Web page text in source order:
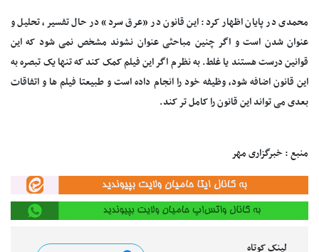
محمدی در پایان اظهار کرد: این قانون در «عرق سرد» در حال تفسیر، تحلیل و
عنوان شدن است و اگر چنین مباحثی عنوان نشوند مشخص نمی شود که این
قوانین درست هستند یا غلط. به نظرم اگر این فیلم کمک کند که تنها یک تبصره به
این قانون اضافه شود، وظیفه خود را انجام داده است و طبیعتا فیلم ها و اتفاقات
بعدی می تواند این قانون را کامل تر کند.
منبع : خبرگزاری مهر
لینک کوتاه